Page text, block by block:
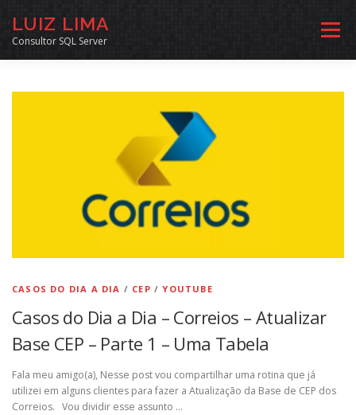
LUIZ LIMA
Consultor SQL Server
Menu
MENTORIA SQL CURSOS EXERCÍCIOS SQL
ARQUIVO LINKS COMUNIDADE
CONTATO
CASOS DO DIA A DIA / CEP /YOUTUBE
Casos do Dia a Dia – Correios – Atualizar
Base CEP – Parte 1 – Uma Tabela
Fala meu amigo(a), Nesse post vou compartilhar uma rotina que já
utilizei em alguns clientes para fazer a Atualização da Base de CEP dos
Correios. Vou dividir esse assunto …